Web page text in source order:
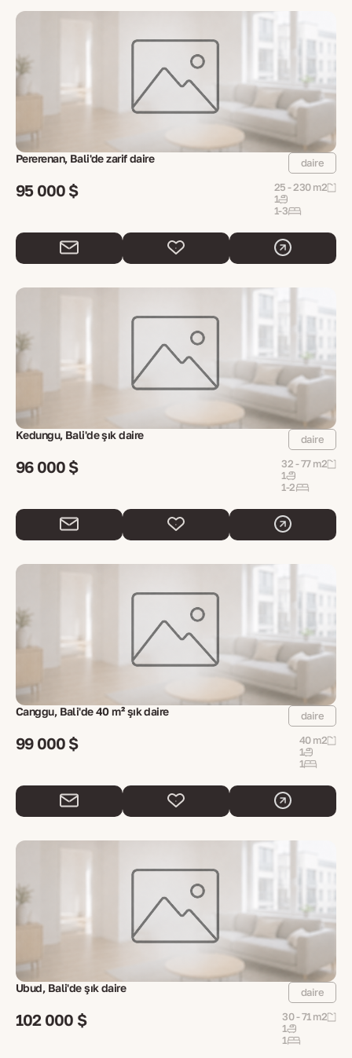
Pererenan, Bali'de zarif daire daire
95 000 $
25 - 230 m2
1
1-3
Kedungu, Bali'de şık daire daire
96 000 $
32 - 77 m2
1
1-2
Canggu, Bali'de 40 m² şık daire daire
99 000 $
40 m2
1
1
Ubud, Bali'de şık daire daire
102 000 $
30 - 71 m2
1
1